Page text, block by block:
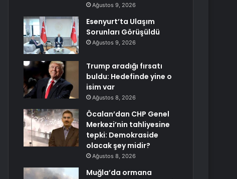
Ağustos 9, 2026
Esenyurt’ta Ulaşım
Sorunları Görüşüldü
Ağustos 9, 2026
Trump aradığı fırsatı
buldu: Hedefinde yine o
isim var
Ağustos 8, 2026
Öcalan’dan CHP Genel
Merkezi’nin tahliyesine
tepki: Demokraside
olacak şey midir?
Ağustos 8, 2026
Muğla’da ormana